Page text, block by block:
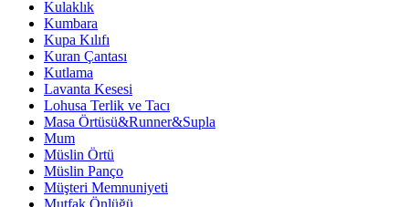
Kulaklık
Kumbara
Kupa Kılıfı
Kuran Çantası
Kutlama
Lavanta Kesesi
Lohusa Terlik ve Tacı
Masa Örtüsü&Runner&Supla
Mum
Müslin Örtü
Müslin Panço
Müşteri Memnuniyeti
Mutfak Önlüğü